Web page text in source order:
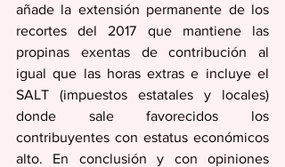
añade la extensión permanente de los
recortes del 2017 que mantiene las
propinas exentas de contribución al
igual que las horas extras e incluye el
SALT (impuestos estatales y locales)
donde sale favorecidos los
contribuyentes con estatus económicos
alto. En conclusión y con opiniones